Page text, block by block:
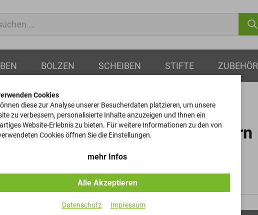
BOLZEN SCHEIBEN STIFTE ZUBEHÖR
Sechskantmuttern
DIN 439 - 04 - B - M10-LHx1,25
Artikel-Nr.
Cookies
diese zur Analyse unserer Besucherdaten platzieren, um unsere
zu verbessern, personalisierte Inhalte anzuzeigen und Ihnen ein
Website-Erlebnis zu bieten. Für weitere Informationen zu den von
Cookies öffnen Sie die Einstellungen.
mehr Infos
Alle Akzeptieren
Datenschutz Impressum